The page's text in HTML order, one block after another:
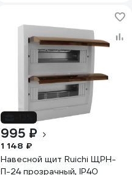
995 ₽
1 148 ₽
Навесной щит Ruichi ЩРН-
П-24 прозрачный, IP40